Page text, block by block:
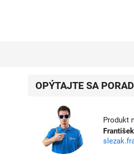
OPÝTAJTE SA
Produkt
František